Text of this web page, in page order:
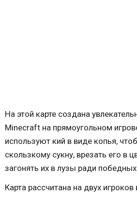
На этой карте создана
Minecraft на прямоугольном
используют кий в виде копья,
скользкому сукну, врезать его в
загонять их в лузы ради
Карта рассчитана на двух